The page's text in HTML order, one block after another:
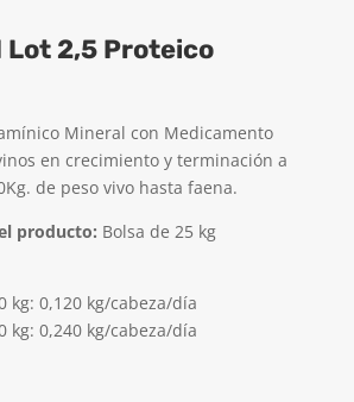
Lot 2,5 Proteico
Mineral con Medicamento
en crecimiento y terminación a
de peso vivo hasta faena.
producto: Bolsa de 25 kg
kg: 0,120 kg/cabeza/día
kg: 0,240 kg/cabeza/día